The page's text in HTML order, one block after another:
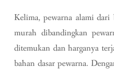
Kelima, pewarna alami
murah dibandingkan
ditemukan dan harganya
bahan dasar pewarna.